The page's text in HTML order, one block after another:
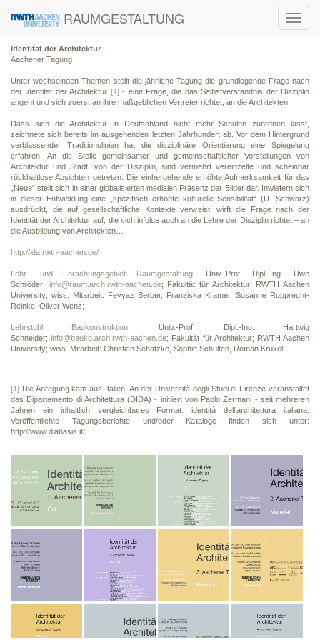
RAUMGESTALTUNG
Identität der Architektur
Aachener Tagung
Unter wechselnden Themen stellt die jährliche Tagung die grundlegende Frage nach
der Identität der Architektur [1]- eine Frage, die das Selbstverständnis der Disziplin
angeht und sich zuerst an ihre maßgeblichen Vertreter richtet, an die Architekten.
Dass sich die Architektur in Deutschland nicht mehr Schulen zuordnen lässt,
zeichnete sich bereits im ausgehenden letzten Jahrhundert ab. Vor dem Hintergrund
verblassender Traditionslinien hat die disziplinäre Orientierung eine Spiegelung
erfahren. An die Stelle gemeinsamer und gemeinschaftlicher Vorstellungen von
Architektur und Stadt, von der Disziplin, sind vermehrt vereinzelte und scheinbar
rückhaltlose Absichten getreten. Die einhergehende erhöhte Aufmerksamkeit für das
„Neue“ stellt sich in einer globalisierten medialen Präsenz der Bilder dar. Inwiefern sich
in dieser Entwicklung eine „spezifisch erhöhte kulturelle Sensibilität“ (U. Schwarz)
ausdrückt, die auf gesellschaftliche Kontexte verweist, wirft die Frage nach der
Identität der Architektur auf, die sich infolge auch an die Lehre der Disziplin richtet – an
die Ausbildung von Architekten…
http://ida.rwth-aachen.de/
Lehr- und Forschungsgebiet Raumgestaltung; Univ.-Prof. Dipl.-Ing. Uwe
Schröder; info@raum.arch.rwth-aachen.de; Fakultät für Architektur; RWTH Aachen
University; wiss. Mitarbeit: Feyyaz Berber, Franziska Kramer, Susanne Rupprecht-
Reinke, Oliver Wenz;
Lehrstuhl Baukonstruktion; Univ.-Prof. Dipl.-Ing. Hartwig
Schneider;info@bauko.arch.rwth-aachen.de; Fakultät für Architektur; RWTH Aachen
University; wiss. Mitarbeit: Christian Schätzke, Sophie Schulten, Roman Krükel.
[1] Die Anregung kam aus Italien: An der Università degli Studi di Firenze veranstaltet
das Dipartemento di Architettura (DIDA) - initiiert von Paolo Zermani - seit mehreren
Jahren ein inhaltlich vergleichbares Format: identità dell’architettura italiana.
Veröffentlichte Tagungsberichte und/oder Kataloge finden sich unter:
http://www.diabasis.it/.